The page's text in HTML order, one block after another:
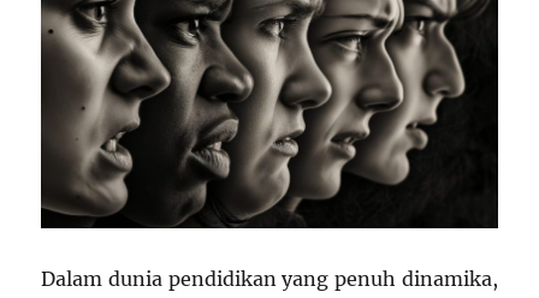
Dalam dunia pendidikan yang penuh dinamika,